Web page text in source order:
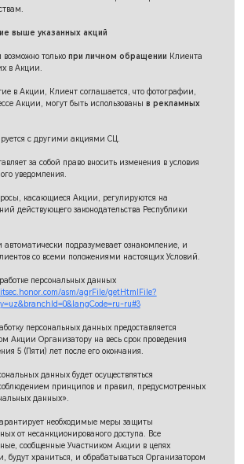
выше указанных акций
только при личном обращении Клиента
в Акции.
в Акции, Клиент соглашается, что фотографии,
Акции, могут быть использованы в рекламных
с другими акциями СЦ.
за собой право вносить изменения в условия
уведомления.
касающиеся Акции, регулируются на
действующего законодательства Республики
автоматически подразумевает ознакомление, и
со всеми положениями настоящих Условий.
персональных данных
asm/agrFile/getHtmlFile?
ru#3
персональных данных предоставляется
Акции Организатору на весь срок проведения
5 (Пяти) лет после его окончания.
данных будет осуществляться
принципов и правил, предусмотренных
данных».
необходимые меры защиты
от несанкционированого доступа. Все
сообщенные Участником Акции в целях
будут храниться, и обрабатываться Организатором